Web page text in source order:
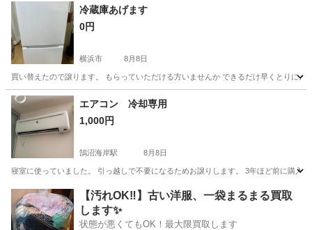
冷蔵庫あげます
0円
横浜市 8月8日
買い替えたので譲ります。 もらっていただける方いませんか できるだけ早くとりに
神奈川 横浜市 キッチン家電
エアコン 冷却専用
1,000円
鵠沼海岸駅 8月8日
寝室に使っていました。 引っ越しで不要になるためお譲りします。 3年ほど前に購入
神奈川 藤沢市 鵠沼海岸駅 季節、空調家電
【汚れOK‼️】古い洋服、一袋まるまる買取
します✨
状態が悪くてもOK！最大限買取します